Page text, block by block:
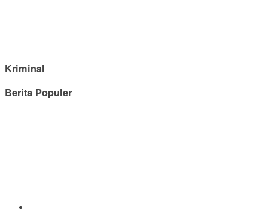
Kriminal
Berita Populer